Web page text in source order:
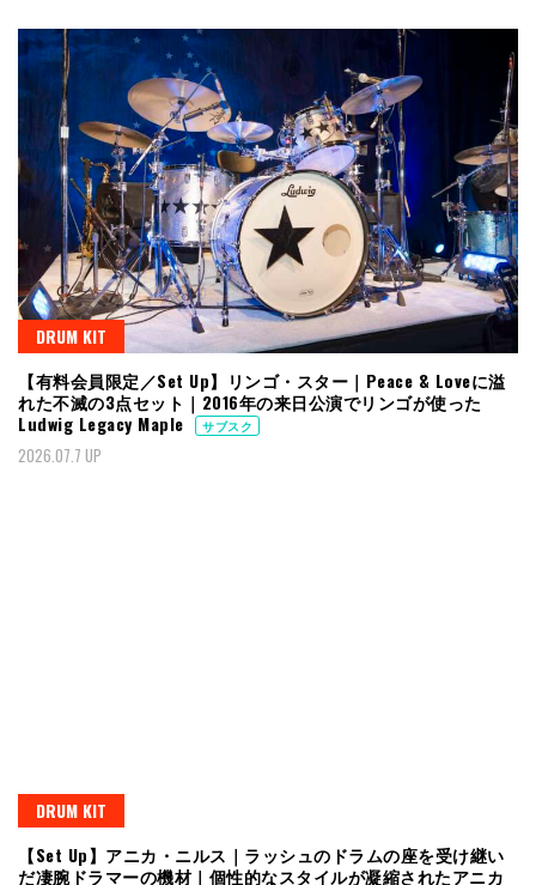
DRUM KIT
【有料会員限定／Set Up】リンゴ・スター｜Peace & Loveに溢
れた不滅の3点セット｜2016年の来日公演でリンゴが使った
Ludwig Legacy Maple
サブスク
2026.07.7 UP
DRUM KIT
【Set Up】アニカ・ニルス｜ラッシュのドラムの座を受け継い
だ凄腕ドラマーの機材｜個性的なスタイルが凝縮されたアニカ